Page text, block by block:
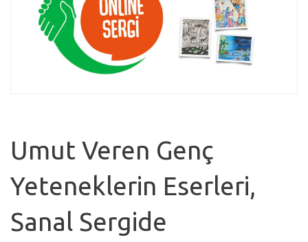
Umut Veren Genç
Yeteneklerin Eserleri,
Sanal Sergide